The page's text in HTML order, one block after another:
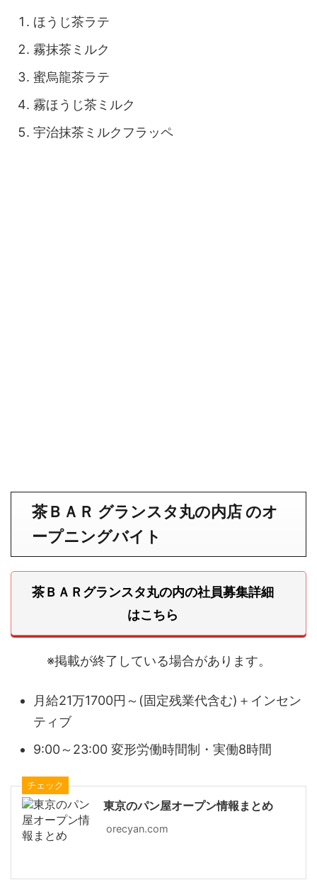
ほうじ茶ラテ
霧抹茶ミルク
蜜烏龍茶ラテ
霧ほうじ茶ミルク
宇治抹茶ミルクフラッペ
茶ＢＡＲ グランスタ丸の内店 のオ
ープニングバイト
茶ＢＡＲグランスタ丸の内の社員募集詳細
はこちら
※掲載が終了している場合があります。
月給21万1700円～(固定残業代含む)＋インセン
ティブ
9:00～23:00 変形労働時間制・実働8時間
チェック
東京のパン屋オープン情報まとめ
orecyan.com